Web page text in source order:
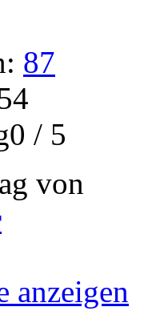
87
/ 5
von
anzeigen